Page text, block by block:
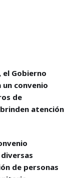
Gobierno
convenio
de
atención
de personas